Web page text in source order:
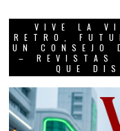
VIVE LA
RETRO,
UN CONSEJO
– REVISTAS
QUE